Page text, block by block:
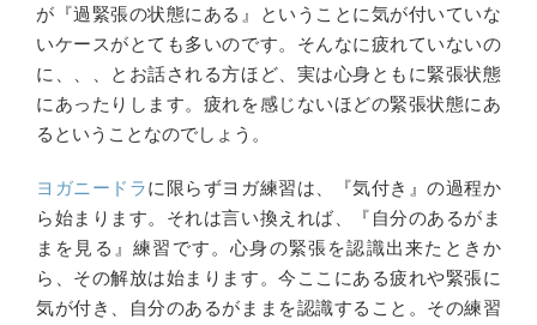
が『過緊張の状態にある』ということに気が付いていな
いケースがとても多いのです。そんなに疲れていないの
に、、、とお話される方ほど、実は心身ともに緊張状態
にあったりします。疲れを感じないほどの緊張状態にあ
るということなのでしょう。
ヨガニードラに限らずヨガ練習は、『気付き』の過程か
ら始まります。それは言い換えれば、『自分のあるがま
まを見る』練習です。心身の緊張を認識出来たときか
ら、その解放は始まります。今ここにある疲れや緊張に
気が付き、自分のあるがままを認識すること。その練習